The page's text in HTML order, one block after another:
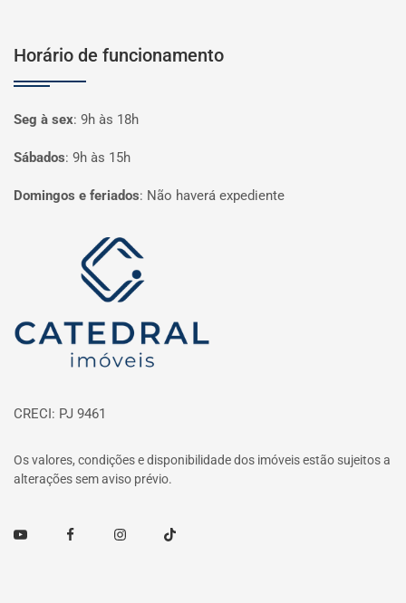
Horário de funcionamento
Seg à sex: 9h às 18h
Sábados: 9h às 15h
Domingos e feriados: Não haverá expediente
Página inicial
CRECI: PJ 9461
Os valores, condições e disponibilidade dos imóveis estão sujeitos a
alterações sem aviso prévio.
Youtube FacebookInstagramTikTok